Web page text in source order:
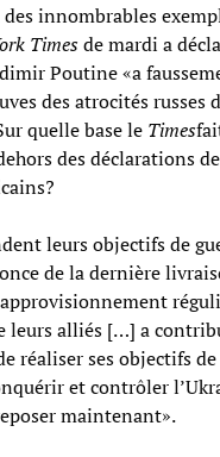
innombrables
Timesde mardi a
Poutine «a
des atrocités russes
quelle base le Times
des déclarations
leurs objectifs de
de la dernière
leurs alliés […] a
réaliser ses objectifs
et contrôler
maintenant».